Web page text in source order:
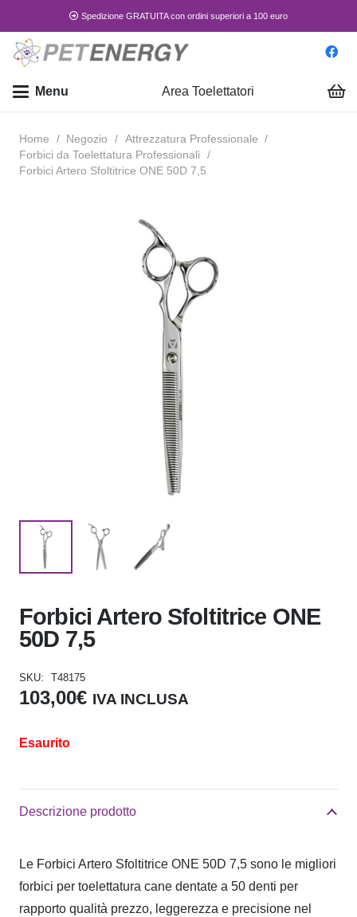
Spedizione GRATUITA con ordini superiori a 100 euro
Menu Area Toelettatori
Home / Negozio / Attrezzatura Professionale /
Forbici da Toelettatura Professionali
/
Forbici Artero Sfoltitrice ONE 50D 7,5
Forbici Artero Sfoltitrice ONE
50D 7,5
SKU: T48175
103,00€ IVA INCLUSA
Esaurito
Descrizione prodotto
Le Forbici Artero Sfoltitrice ONE 50D 7,5 sono le migliori
forbici per toelettatura cane dentate a 50 denti per
rapporto qualità prezzo, leggerezza e precisione nel